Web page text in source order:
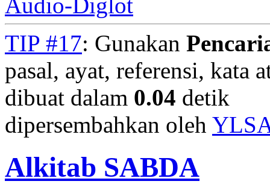
TIP #17: Gunakan
pasal, ayat, referensi, kata
dibuat dalam 0.04 detik
dipersembahkan oleh
Alkitab SABDA